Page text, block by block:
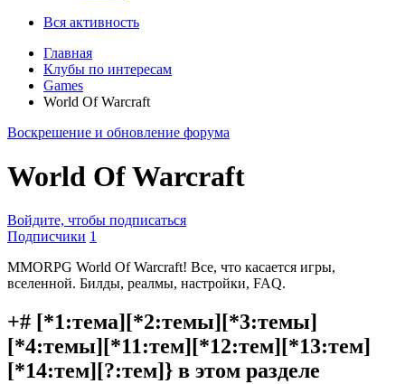
Вся активность
Главная
Клубы по интересам
Games
World Of Warcraft
Воскрешение и обновление форума
World Of Warcraft
Войдите, чтобы подписаться
Подписчики 1
MMORPG World Of Warcraft! Все, что касается игры,
вселенной. Билды, реалмы, настройки, FAQ.
+# [*1:тема][*2:темы][*3:темы]
[*4:темы][*11:тем][*12:тем][*13:тем]
[*14:тем][?:тем]} в этом разделе